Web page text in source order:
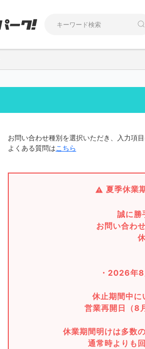
お問い合わせ種別を選択いただき、入力項
よくある質問はこちら
夏季休業
誠に勝
お問い合わ
・2026年
休止期間中に
営業再開日（8
休業期間明けは多数
通常時よりも